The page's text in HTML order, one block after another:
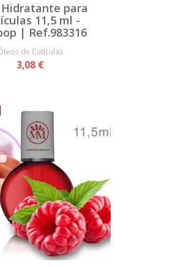
para
11,5 ml -
| Ref.983316
de Cutículas
3,08 €